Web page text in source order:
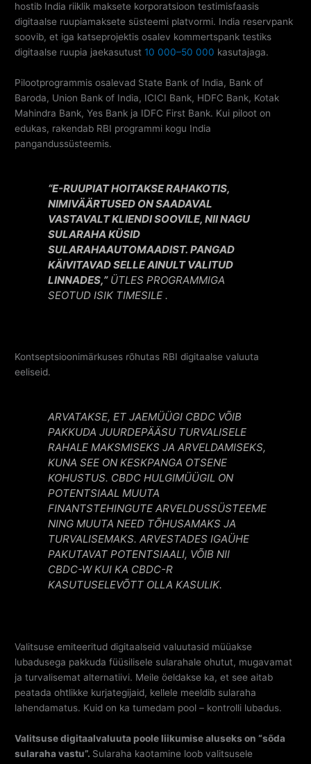
hostib India riiklik maksete korporatsioon testimisfaasis
digitaalse ruupiamaksete süsteemi platvormi. India reservpank
soovib, et iga katseprojektis osalev kommertspank testiks
digitaalse ruupia jaekasutust10 000–50 000 kasutajaga.
Pilootprogrammis osalevad State Bank of India, Bank of
Baroda, Union Bank of India, ICICI Bank, HDFC Bank, Kotak
Mahindra Bank, Yes Bank ja IDFC First Bank. Kui piloot on
edukas, rakendab RBI programmi kogu India
pangandussüsteemis.
“E-RUUPIAT HOITAKSE RAHAKOTIS,
NIMIVÄÄRTUSED ON SAADAVAL
VASTAVALT KLIENDI SOOVILE, NII NAGU
SULARAHA KÜSID
SULARAHAAUTOMAADIST. PANGAD
KÄIVITAVAD SELLE AINULT VALITUD
LINNADES,”ÜTLES PROGRAMMIGA
SEOTUD ISIK TIMESILE.
Kontseptsioonimärkuses rõhutas RBI digitaalse valuuta
eeliseid.
ARVATAKSE, ET JAEMÜÜGI CBDC VÕIB
PAKKUDA JUURDEPÄÄSU TURVALISELE
RAHALE MAKSMISEKS JA ARVELDAMISEKS,
KUNA SEE ON KESKPANGA OTSENE
KOHUSTUS. CBDC HULGIMÜÜGIL ON
POTENTSIAAL MUUTA
FINANTSTEHINGUTE ARVELDUSSÜSTEEME
NING MUUTA NEED TÕHUSAMAKS JA
TURVALISEMAKS. ARVESTADES IGAÜHE
PAKUTAVAT POTENTSIAALI, VÕIB NII
CBDC-W KUI KA CBDC-R
KASUTUSELEVÕTT OLLA KASULIK.
Valitsuse emiteeritud digitaalseid valuutasid müüakse
lubadusega pakkuda füüsilisele sularahale ohutut, mugavamat
ja turvalisemat alternatiivi. Meile öeldakse ka, et see aitab
peatada ohtlikke kurjategijaid, kellele meeldib sularaha
lahendamatus. Kuid on ka tumedam pool – kontrolli lubadus.
Valitsuse digitaalvaluuta poole liikumise aluseks on “sõda
sularaha vastu”. Sularaha kaotamine loob valitsusele